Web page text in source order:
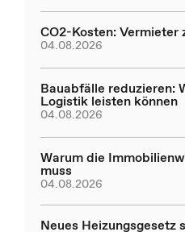
CO2-Kosten:
04.08.2026
Bauabfälle reduzieren:
Logistik leisten können
04.08.2026
Warum die
muss
04.08.2026
Neues Heizungsgesetz